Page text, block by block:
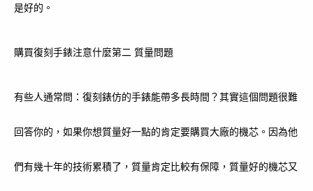
是好的。
購買復刻手錶注意什麼第二 質量問題
有些人通常問：復刻錶仿的手錶能帶多長時間？其實這個問題很難
回答你的，如果你想質量好一點的肯定要購買大廠的機芯。因為他
們有幾十年的技術累積了，質量肯定比較有保障，質量好的機芯又